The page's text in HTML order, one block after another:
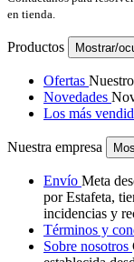
en tienda.
Productos Mostrar/
Ofertas
Novedades
Los más
Nuestra empresa
Envío Meta
por Estafeta,
incidencias y
Términos y
Sobre nosotros